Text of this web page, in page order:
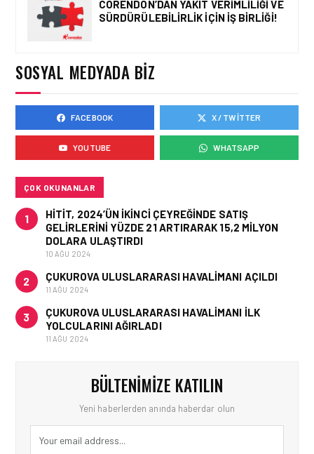
HAVAYOLU • 05 AĞU 2026
İŞ BIRLIĞI!
HAVAYOLU • 05 AĞU 2026
AIR ASTANA’DAN 2026
YILI İLK YARI FINANSAL
VE OPERASYONEL
CORENDON’DAN YAKIT VERIMLILIĞI VE
SÜRDÜRÜLEBILIRLIK IÇIN İŞ BIRLIĞI!
SOSYAL MEDYADA BIZ
FACEBOOK X / TWITTER
YOUTUBE WHATSAPP
ÇOK OKUNANLAR
1
HITIT, 2024’ÜN IKINCI ÇEYREĞINDE SATIŞ
GELIRLERINI YÜZDE 21 ARTIRARAK 15,2 MILYON
DOLARA ULAŞTIRDI
10 AĞU 2024
2 ÇUKUROVA ULUSLARARASI HAVALIMANI AÇILDI
11 AĞU 2024
3
ÇUKUROVA ULUSLARARASI HAVALIMANI İLK
YOLCULARINI AĞIRLADI
11 AĞU 2024
BÜLTENIMIZE KATILIN
Yeni haberlerden anında haberdar olun